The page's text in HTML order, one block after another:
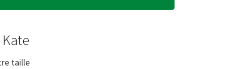
taille